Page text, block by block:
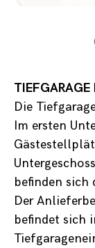
TIEFGARAGE
Die
Im ersten
befinden
Der
befindet sich